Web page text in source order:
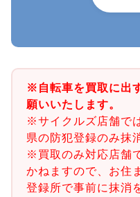
※自転車を買取に出
願いいたします。
※サイクルズ店舗で
県の防犯登録のみ抹
※買取のみ対応店舗
かねますので、お住
登録所で事前に抹消